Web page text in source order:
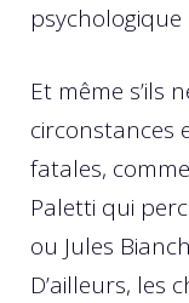
psychologique
Et même s’ils
circonstances
fatales,
Paletti qui
ou Jules
D’ailleurs, les